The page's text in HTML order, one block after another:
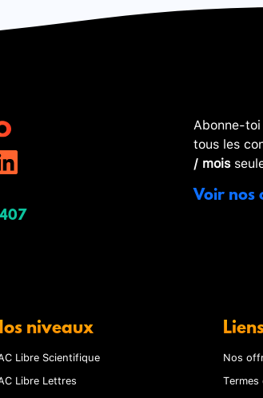
Abonne-
tous les
/ mois
Voir nos
niveaux
Libre Scientifique
Libre Lettres
Nos